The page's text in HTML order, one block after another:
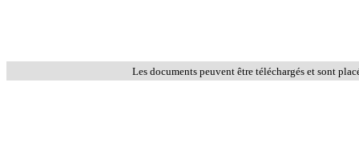
Les documents peuvent être téléchargés et sont